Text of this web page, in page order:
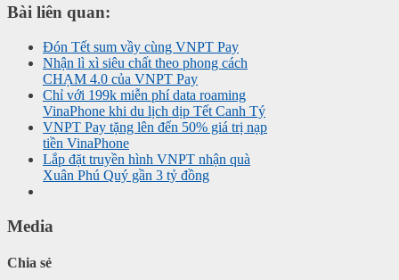
Bài liên quan:
Đón Tết sum vầy cùng VNPT Pay
Nhận lì xì siêu chất theo phong cách
CHẠM 4.0 của VNPT Pay
Chỉ với 199k miễn phí data roaming
VinaPhone khi du lịch dịp Tết Canh Tý
VNPT Pay tặng lên đến 50% giá trị nạp
tiền VinaPhone
Lắp đặt truyền hình VNPT nhận quà
Xuân Phú Quý gần 3 tỷ đồng
Media
Chia sẻ